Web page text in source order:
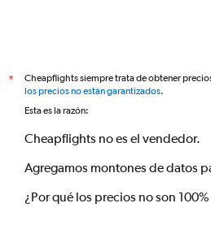
*
Cheapflights siempre trata de obtener
los precios no están garantizados.
Esta es la razón:
Cheapflights no es el vendedor.
Agregamos montones de datos
¿Por qué los precios no son